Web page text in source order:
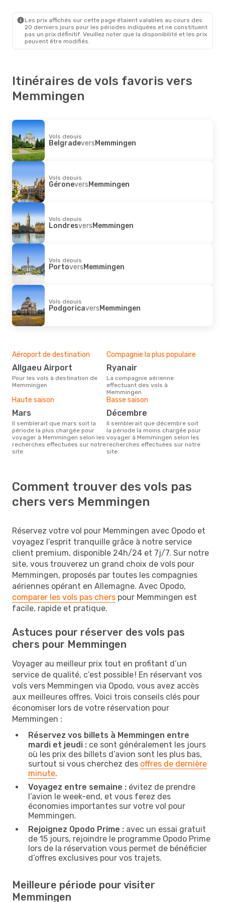
Les prix affichés sur cette page étaient valables au cours des
20 derniers jours pour les périodes indiquées et ne constituent
pas un prix définitif. Veuillez noter que la disponibilité et les prix
peuvent être modifiés.
Itinéraires de vols favoris vers
Memmingen
Vols depuis
BelgradeversMemmingen
Vols depuis
GéroneversMemmingen
Vols depuis
LondresversMemmingen
Vols depuis
PortoversMemmingen
Vols depuis
PodgoricaversMemmingen
Aéroport de destination
Allgaeu Airport
Pour les vols à destination de
Memmingen
Compagnie la plus populaire
Ryanair
La compagnie aérienne
effectuant des vols à
Memmingen
Haute saison
mars
Il semblerait que mars soit la
période la plus chargée pour
voyager à Memmingen selon les
recherches effectuées sur notre
site.
Basse saison
décembre
Il semblerait que décembre soit
la période la moins chargée pour
voyager à Memmingen selon les
recherches effectuées sur notre
site.
Comment trouver des vols pas
chers vers Memmingen
Réservez votre vol pour Memmingen avec Opodo et
voyagez l’esprit tranquille grâce à notre service
client premium, disponible 24h/24 et 7j/7. Sur notre
site, vous trouverez un grand choix de vols pour
Memmingen, proposés par toutes les compagnies
aériennes opérant en Allemagne. Avec Opodo,
comparer les vols pas chers pour Memmingen est
facile, rapide et pratique.
Astuces pour réserver des vols pas
chers pour Memmingen
Voyager au meilleur prix tout en profitant d’un
service de qualité, c’est possible ! En réservant vos
vols vers Memmingen via Opodo, vous avez accès
aux meilleures offres. Voici trois conseils clés pour
économiser lors de votre réservation pour
Memmingen :
Réservez vos billets à Memmingen entre
mardi et jeudi : ce sont généralement les jours
où les prix des billets d’avion sont les plus bas,
surtout si vous cherchez des offres de dernière
minute.
Voyagez entre semaine : évitez de prendre
l’avion le week-end, et vous ferez des
économies importantes sur votre vol pour
Memmingen.
Rejoignez Opodo Prime : avec un essai gratuit
de 15 jours, rejoindre le programme Opodo Prime
lors de la réservation vous permet de bénéficier
d’offres exclusives pour vos trajets.
Meilleure période pour visiter
Memmingen